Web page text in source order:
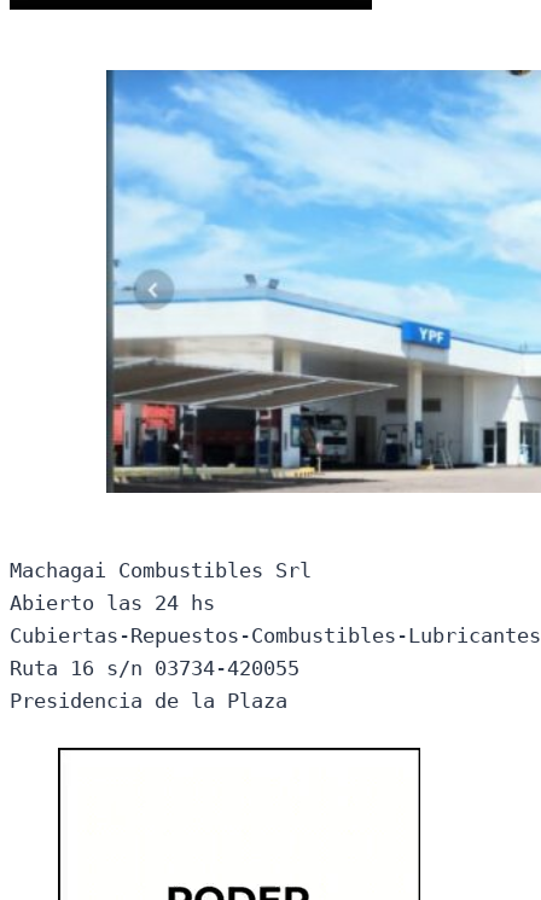
Machagai Combustibles Srl
Abierto las 24 hs
Cubiertas-Repuestos-Combustibles-
Ruta 16 s/n 03734-420055
Presidencia de la Plaza